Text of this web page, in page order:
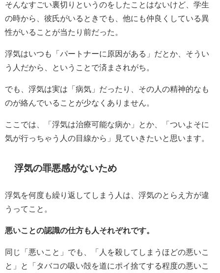
そんなすごい裏切りというのをしたことはないけど、学生
の時から、彼氏がいるときでも、他にも仲良くしている異
性がいることが当たり前だった。
浮気はいつも「パートナーに原因がある」だとか、そうい
う人だから、ということで済まされがち。
でも、浮気は実は「病気」だったり、その人の精神的なも
のが絡んでいることが少なくありません。
ここでは、「浮気は治療可能な病か」とか、「ついよそに
気が行っちゃう人の目線から」見ていきたいと思います。
浮気の罪悪感がないため
浮気を何度も繰り返してしまう人は、浮気のとらえ方が違
うってこと。
悪いことの認識の仕方も人それぞれです。
同じ「悪いこと」でも、「人を殺してしまうほどの悪いこ
と」と「タバコの吸い殻を道にポイ捨てする程度の悪いこ